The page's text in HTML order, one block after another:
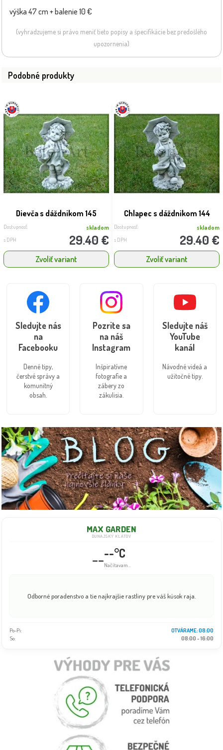
MAX GARDEN
DUNAJSKÝ KLÁTOV
----°C
Načítavam...
Odborné poradenstvo a tie najkrajšie rastliny pre váš kúsok raja.
Po-Pi:
OTVÁRAME: 08:00
So:
08:00 - 16:00
výška 47 cm + balenie 10 €
(vyhradzujeme si právo meniť tieto popisy a špecifikácie bez predošlého
upozornenia)
Podobné produkty
Dievča s dáždnikom 145
Dostupnosť: skladom
s DPH 29.40 €
Zvoliť variant
Chlapec s dáždnikom 144
Dostupnosť: skladom
s DPH 29.40 €
Zvoliť variant
Sledujte nás
na
Facebooku
Denné tipy,
čerstvé správy a
komunitný
obsah.
Pozrite sa
na náš
Instagram
Inšpiratívne
fotografie a
zábery zo
zákulisia.
Sledujte náš
YouTube
kanál
Návodné videá a
užitočné tipy.